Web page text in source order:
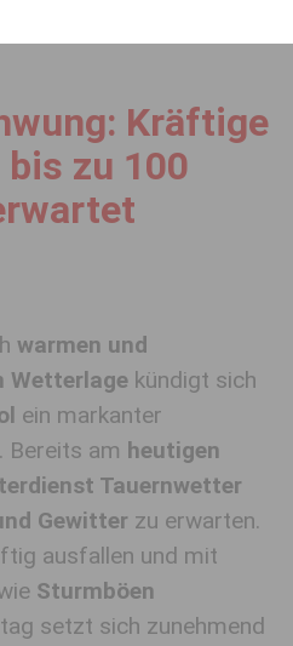
Kräftige
zu 100
warmen und
Wetterlage kündigt sich
ein markanter
Bereits am heutigen
Tauernwetter
Gewitter zu erwarten.
ausfallen und mit
Sturmböen
setzt sich zunehmend